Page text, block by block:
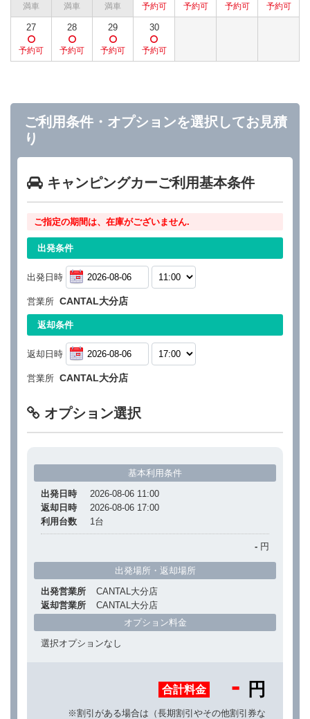
27 28 29 30
ご利用条件・オプションを選択してお見積
り
キャンピングカーご利用基本条件
ご指定の期間は、在庫がございません.
出発条件
出発日時
営業所 CANTAL大分店
返却条件
返却日時
営業所 CANTAL大分店
オプション選択
基本利用条件
出発日時
2026-08-06 11:00
返却日時
2026-08-06 17:00
利用台数
1台
- 円
出発場所・返却場所
出発営業所
CANTAL大分店
返却営業所
CANTAL大分店
オプション料金
選択オプションなし
合計料金 - 円
※割引がある場合は（長期割引やその他割引券な